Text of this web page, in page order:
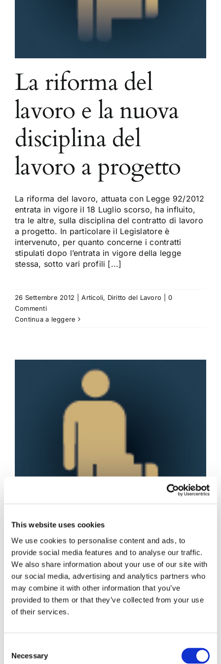
This website uses cookies
We use cookies to personalise content and ads, to
provide social media features and to analyse our traffic.
We also share information about your use of our site with
our social media, advertising and analytics partners who
may combine it with other information that you’ve
provided to them or that they’ve collected from your use
of their services.
Selection
Necessary
La riforma del
lavoro e la nuova
disciplina del
lavoro a progetto
La riforma del lavoro, attuata con Legge 92/2012
entrata in vigore il 18 Luglio scorso, ha influito,
tra le altre, sulla disciplina del contratto di lavoro
a progetto. In particolare il Legislatore è
intervenuto, per quanto concerne i contratti
stipulati dopo l’entrata in vigore della legge
stessa, sotto vari profili [...]
26 Settembre 2012 Articoli, Diritto del Lavoro
0
Commenti
Continua a leggere
La nuova disciplina
dei licenziamenti
La nuova procedura per l’impugnazione dei